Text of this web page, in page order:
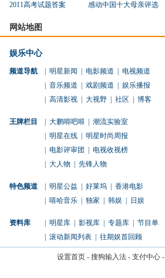
2011高考试题答案
感动中国十大母亲评选
网站地图
娱乐中心
频道导航 明星新闻 电影频道
电视频道
音乐频道 戏剧频道
娱乐播报
高清影视 大视野 社区 博客
王牌栏目 大鹏嘚吧嘚
潮流实验室
明星在线
明星时尚周报
电影评审团
电视收视榜
大人物 先锋人物
特色频道 明星公益 好莱坞
香港电影
嘻哈音乐 独家 韩娱 日娱
资料库 明星库 影视库 专题库
节目单
滚动新闻列表 往期娱首回顾
设置首页- 搜狗输入法- 支付中心-